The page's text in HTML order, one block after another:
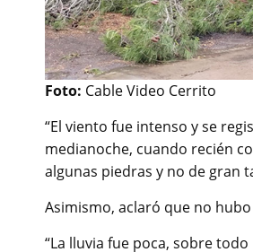
Foto: Cable Video Cerrito
“El viento fue intenso y se
medianoche, cuando recién
algunas piedras y no de gran
Asimismo, aclaró que no
“La lluvia fue poca, sobre